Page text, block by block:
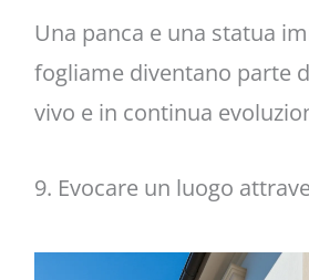
Una panca e una statua
fogliame diventano parte
vivo e in continua
9. Evocare un luogo